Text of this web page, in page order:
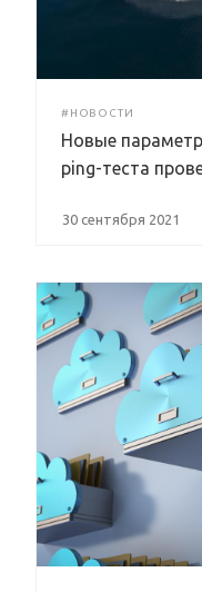
#НОВОСТИ
Новые
ping-теста
30 сентября 2021